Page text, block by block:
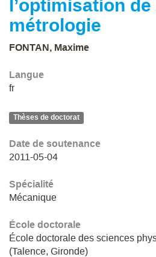
l’optimisation de
métrologie
FONTAN, Maxime
Langue
fr
Thèses de doctorat
Date de soutenance
2011-05-04
Spécialité
Mécanique
École doctorale
École doctorale des sciences
(Talence, Gironde)